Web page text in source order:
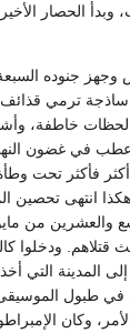
الحرب، وبدأ
وجهز جنوده
ساذجة ترمي
لحظات خاطفة،
في غضون
فأكثر تحت
انتهى تحصين
والعشرين من
ودخلوا
المدينة التي
طبول الموسيقى
وكان